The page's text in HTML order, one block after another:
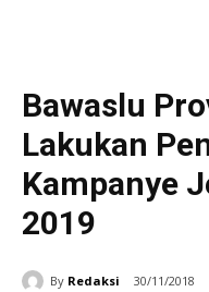
Bawaslu
Lakukan
Kampanye
2019
By Redaksi 30/11/2018